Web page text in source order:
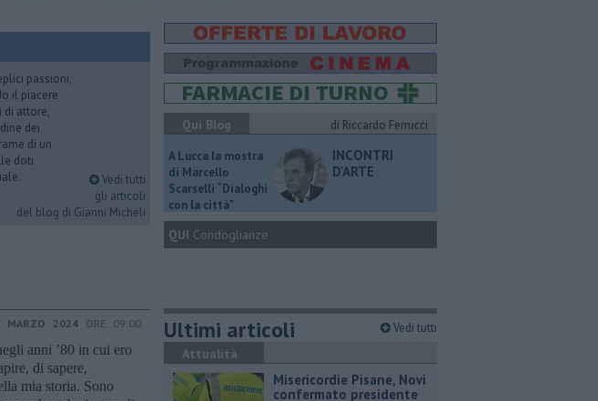
passioni,
il piacere
di attore,
dei
di un
doti
Vedi tutti
gli articoli
del blog di Gianni Micheli
MARZO 2024 ORE 09:00
anni ’80 in cui ero
di sapere,
mia storia. Sono
Qui Blog
di Riccardo Ferrucci
A Lucca la mostra
di Marcello
Scarselli “Dialoghi
con la città"
INCONTRI
D'ARTE
QUI Condoglianze
Ultimi articoli Vedi tutti
Attualità
Misericordie Pisane, Novi
confermato presidente